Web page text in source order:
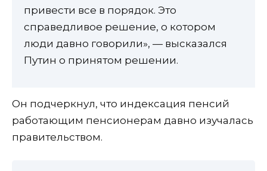
привести все в порядок. Это
справедливое решение, о котором
люди давно говорили», — высказался
Путин о принятом решении.
Он подчеркнул, что индексация пенсий
работающим пенсионерам давно изучалась
правительством.